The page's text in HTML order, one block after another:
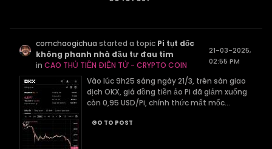
comchaogichua started a topic Pi tụt dốc
không phanh nhà đầu tư đau tim
in CAO THỦ TIỀN ĐIỆN TỬ - CRYPTO COIN
21-03-2025,
02:55 PM
Vào lúc 9h25 sáng ngày 21/3, trên sàn giao
dịch OKX, giá đồng tiền ảo Pi đã giảm xuống
còn 0,95 USD/Pi, chính thức mất mốc...
GO TO POST